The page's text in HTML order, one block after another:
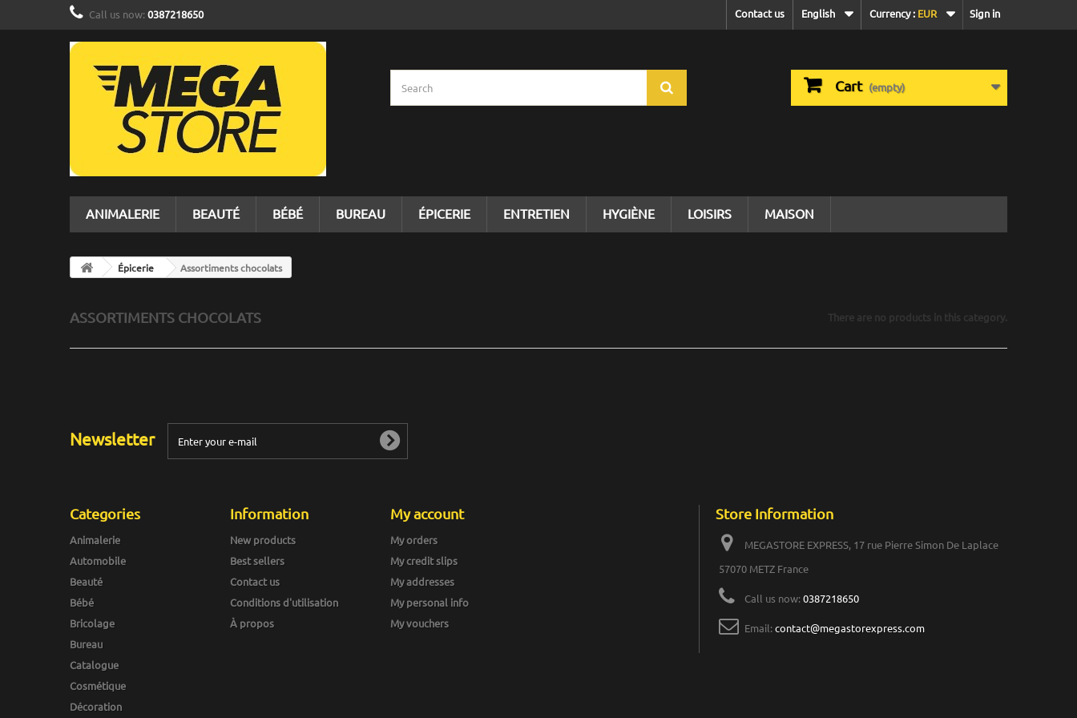
Sign in
Currency : EUR
English
Contact us
Call us now: 0387218650
Cart (empty)
ANIMALERIE BEAUTÉ BÉBÉ BUREAU ÉPICERIE ENTRETIEN HYGIÈNE LOISIRS MAISON
Épicerie Assortiments chocolats
ASSORTIMENTS CHOCOLATS There are no products in this category.
Newsletter
Categories
Animalerie
Automobile
Beauté
Bébé
Bricolage
Bureau
Catalogue
Cosmétique
Décoration
Information
New products
Best sellers
Contact us
Conditions d'utilisation
À propos
My account
My orders
My credit slips
My addresses
My personal info
My vouchers
Store Information
MEGASTORE EXPRESS, 17 rue Pierre Simon De Laplace
57070 METZ France
Call us now:0387218650
Email:contact@megastorexpress.com